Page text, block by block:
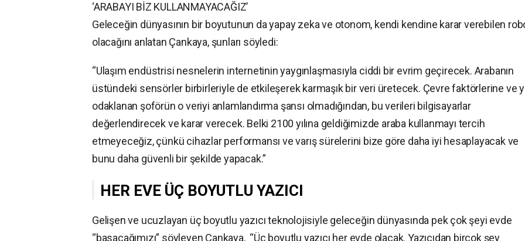
‘ARABAYI BİZ KULLANMAYACAĞIZ’
Geleceğin dünyasının bir boyutunun da yapay zeka ve otonom, kendi kendine karar verebilen
olacağını anlatan Çankaya, şunları söyledi:
“Ulaşım endüstrisi nesnelerin internetinin yaygınlaşmasıyla ciddi bir evrim geçirecek. Arabanın
üstündeki sensörler birbirleriyle de etkileşerek karmaşık bir veri üretecek. Çevre faktörlerine ve
odaklanan şoförün o veriyi anlamlandırma şansı olmadığından, bu verileri bilgisayarlar
değerlendirecek ve karar verecek. Belki 2100 yılına geldiğimizde araba kullanmayı tercih
etmeyeceğiz, çünkü cihazlar performansı ve varış sürelerini bize göre daha iyi hesaplayacak ve
bunu daha güvenli bir şekilde yapacak.”
HER EVE ÜÇ BOYUTLU YAZICI
Gelişen ve ucuzlayan üç boyutlu yazıcı teknolojisiyle geleceğin dünyasında pek çok şeyi evde
“basacağımızı” söyleyen Çankaya, “Üç boyutlu yazıcı her evde olacak. Yazıcıdan birçok şey